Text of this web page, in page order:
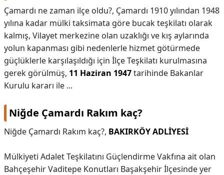
Çamardı ne zaman ilçe oldu?, Çamardı 1910 yılından 1948
yılına kadar mülki taksimata göre bucak teşkilatı olarak
kalmış, Vilayet merkezine olan uzaklığı ve kış aylarında
yolun kapanması gibi nedenlerle hizmet götürmede
güçlüklerle karşılaşıldığı için İlçe Teşkilatı kurulmasına
gerek görülmüş, 11 Haziran 1947tarihinde Bakanlar
Kurulu kararı ile ...
Niğde Çamardı Rakım kaç?
Niğde Çamardı Rakım kaç?, BAKIRKÖY ADLİYESİ
Mülkiyeti Adalet Teşkilatını Güçlendirme Vakfına ait olan
Bahçeşehir Vaditepe Konutları Başakşehir İlçesinde yer